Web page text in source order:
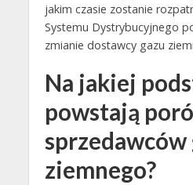
jakim czasie zostanie
Systemu Dystrybucyjnego
zmianie dostawcy gazu
Na jakiej
powstają
sprzedawców
ziemnego?